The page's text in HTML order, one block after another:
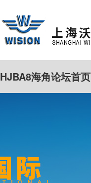
HJBA8海角论坛首页